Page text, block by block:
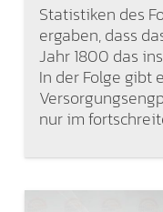
Statistiken des
ergaben, dass
Jahr 1800 das
In der Folge gibt
nur im